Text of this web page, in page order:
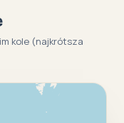
kole (najkrótsza